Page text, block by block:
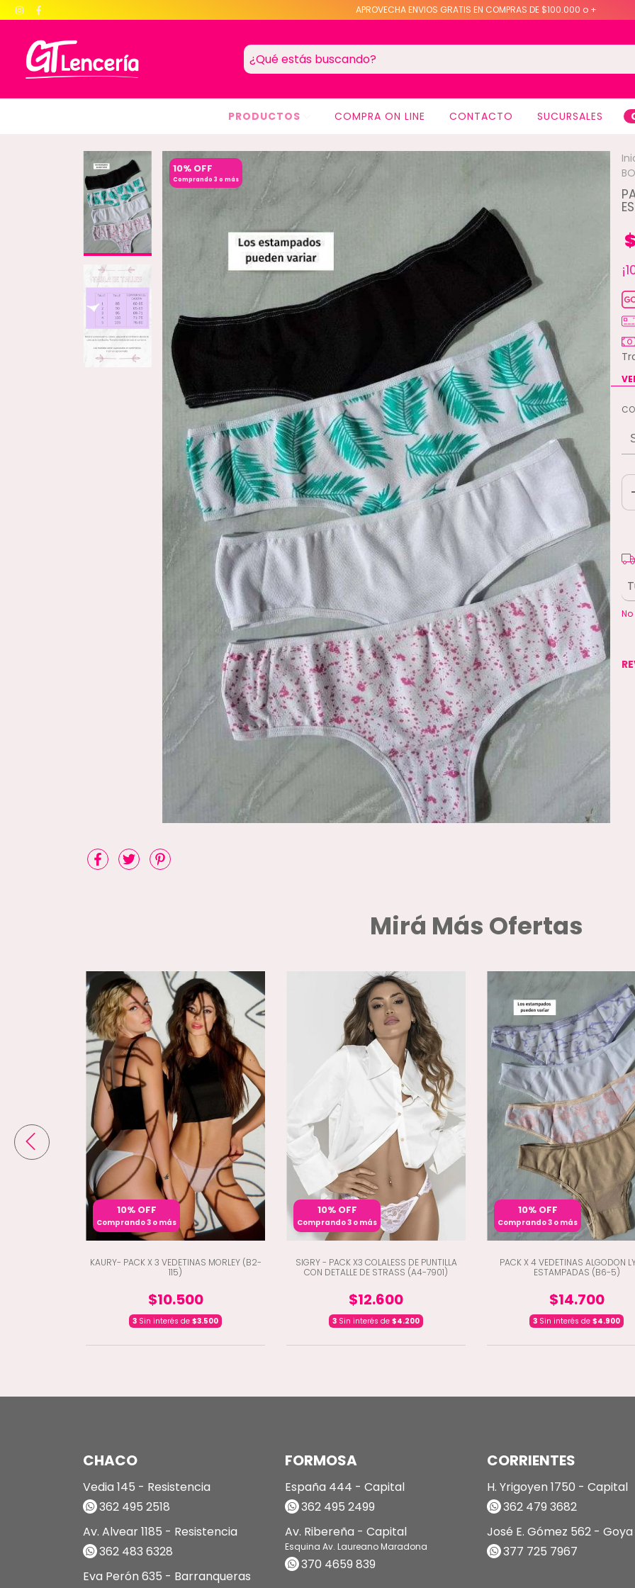
APROVECHA ENVIOS GRATIS EN COMPRAS DE $100.000 o +
PRODUCTOS COMPRA ON LINE CONTACTO SUCURSALES
10% OFF
Comprando 3 o más
Mirá Más Ofertas
10% OFF
Comprando 3 o más
KAURY- PACK X 3 VEDETINAS MORLEY (B2-
115)
$10.500
3 Sin interés de $3.500
10% OFF
Comprando 3 o más
SIGRY - PACK X3 COLALESS DE PUNTILLA
CON DETALLE DE STRASS (A4-7901)
$12.600
3 Sin interés de $4.200
10% OFF
Comprando 3 o más
PACK X 4 VEDETINAS ALGODON
ESTAMPADAS (B6-5)
$14.700
3 Sin interés de $4.900
CHACO
Vedia 145 - Resistencia
362 495 2518
Av. Alvear 1185 - Resistencia
362 483 6328
Eva Perón 635 - Barranqueras
FORMOSA
España 444 - Capital
362 495 2499
Av. Ribereña - Capital
Esquina Av. Laureano Maradona
370 4659 839
CORRIENTES
H. Yrigoyen 1750 - Capital
362 479 3682
José E. Gómez 562 - Goya
377 725 7967